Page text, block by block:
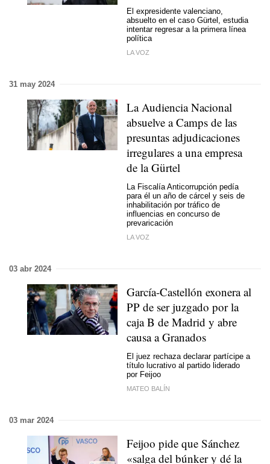
El expresidente valenciano,
absuelto en el caso Gürtel, estudia
intentar regresar a la primera línea
política
LA VOZ
31 may 2024
La Audiencia Nacional
absuelve a Camps de las
presuntas adjudicaciones
irregulares a una empresa
de la Gürtel
La Fiscalía Anticorrupción pedía
para él un año de cárcel y seis de
inhabilitación por tráfico de
influencias en concurso de
prevaricación
LA VOZ
03 abr 2024
García-Castellón exonera al
PP de ser juzgado por la
caja B de Madrid y abre
causa a Granados
El juez rechaza declarar partícipe a
título lucrativo al partido liderado
por Feijoo
MATEO BALÍN
03 mar 2024
Feijoo pide que Sánchez
«salga del búnker y dé la